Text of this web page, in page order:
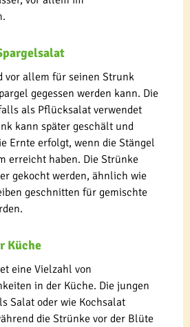
vor allem für seinen Strunk
gegessen werden kann. Die
als Pflücksalat verwendet
kann später geschält und
Ernte erfolgt, wenn die Stängel
erreicht haben. Die Strünke
gekocht werden, ähnlich wie
geschnitten für gemischte
Küche
eine Vielzahl von
in der Küche. Die jungen
Salat oder wie Kochsalat
die Strünke vor der Blüte